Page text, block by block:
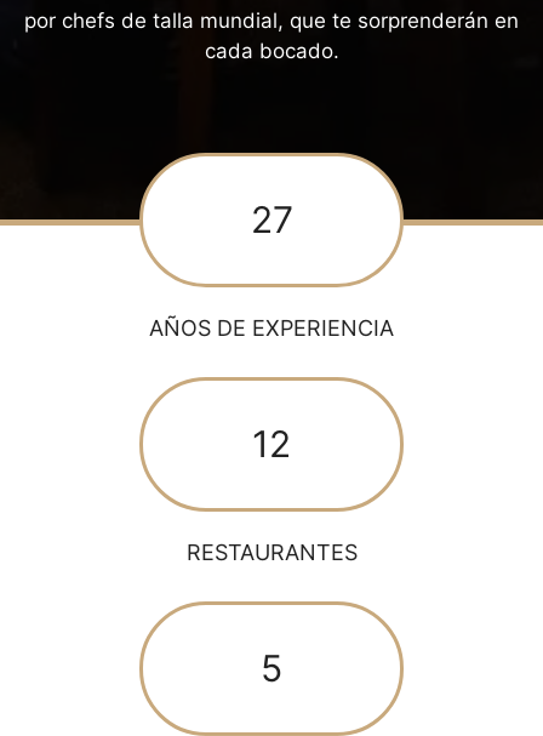
por chefs de talla mundial, que te sorprenderán en
cada bocado.
27
AÑOS DE EXPERIENCIA
12
RESTAURANTES
5